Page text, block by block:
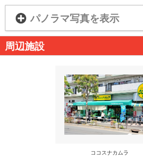
パノラマ写真を表示
周辺施設
ココスナカムラ